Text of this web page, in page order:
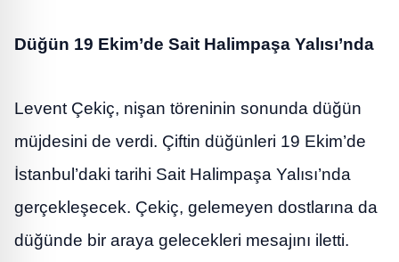
Düğün 19 Ekim’de Sait Halimpaşa Yalısı’nda
Levent Çekiç, nişan töreninin sonunda düğün
müjdesini de verdi. Çiftin düğünleri 19 Ekim’de
İstanbul’daki tarihi Sait Halimpaşa Yalısı’nda
gerçekleşecek. Çekiç, gelemeyen dostlarına da
düğünde bir araya gelecekleri mesajını iletti.